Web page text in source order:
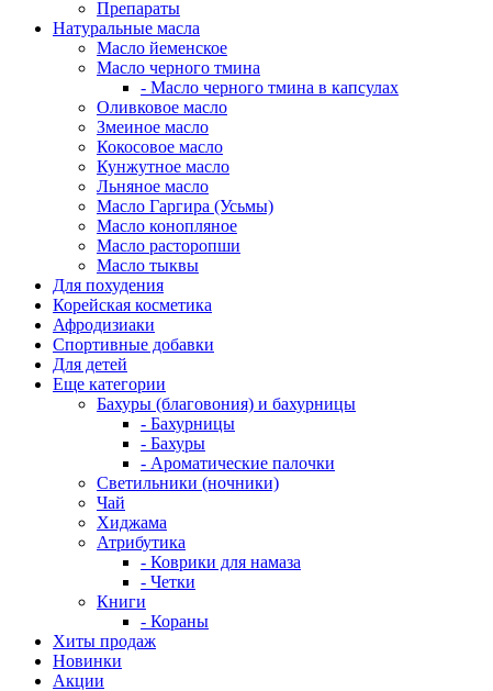
Препараты
Натуральные масла
Масло йеменское
Масло черного тмина
- Масло черного тмина в капсулах
Оливковое масло
Змеиное масло
Кокосовое масло
Кунжутное масло
Льняное масло
Масло Гаргира (Усьмы)
Масло конопляное
Масло расторопши
Масло тыквы
Для похудения
Корейская косметика
Афродизиаки
Спортивные добавки
Для детей
Еще категории
Бахуры (благовония) и бахурницы
- Бахурницы
- Бахуры
- Ароматические палочки
Светильники (ночники)
Чай
Хиджама
Атрибутика
- Коврики для намаза
- Четки
Книги
- Кораны
Хиты продаж
Новинки
Акции